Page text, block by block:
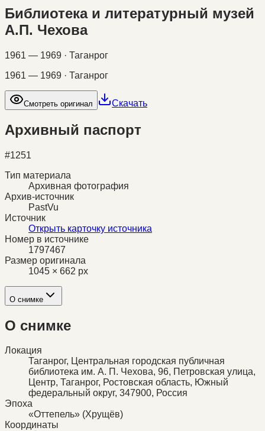
Библиотека и литературный музей
А.П. Чехова
1961 — 1969 · Таганрог
1961 — 1969 · Таганрог
Смотреть оригинал Скачать
Архивный паспорт
#1251
Тип материала
Архивная фотография
Архив-источник
PastVu
Источник
Открыть карточку источника
Номер в источнике
1797467
Размер оригинала
1045 × 662 px
О снимке
О снимке
Локация
Таганрог, Центральная городская публичная
библиотека им. А. П. Чехова, 96, Петровская улица,
Центр, Таганрог, Ростовская область, Южный
федеральный округ, 347900, Россия
Эпоха
«Оттепель» (Хрущёв)
Координаты